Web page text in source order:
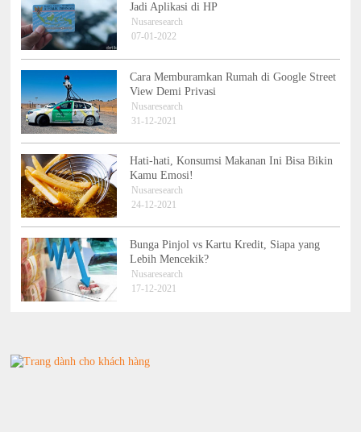
Jadi Aplikasi di HP
Nusaresearch
07-01-2022
Cara Memburamkan Rumah di Google Street
View Demi Privasi
Nusaresearch
31-12-2021
Hati-hati, Konsumsi Makanan Ini Bisa Bikin
Kamu Emosi!
Nusaresearch
24-12-2021
Bunga Pinjol vs Kartu Kredit, Siapa yang
Lebih Mencekik?
Nusaresearch
17-12-2021